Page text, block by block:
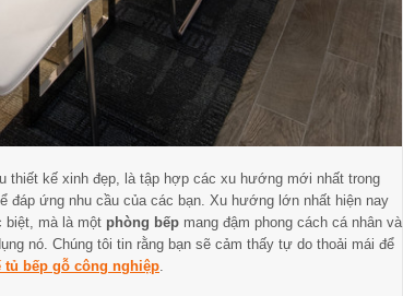
thiết kế xinh đẹp, là tập hợp các xu hướng mới nhất trong
đáp ứng nhu cầu của các bạn. Xu hướng lớn nhất hiện nay
biệt, mà là một phòng bếp mang đậm phong cách cá nhân và
nó. Chúng tôi tin rằng bạn sẽ cảm thấy tự do thoải mái để
tủ bếp gỗ công nghiệp